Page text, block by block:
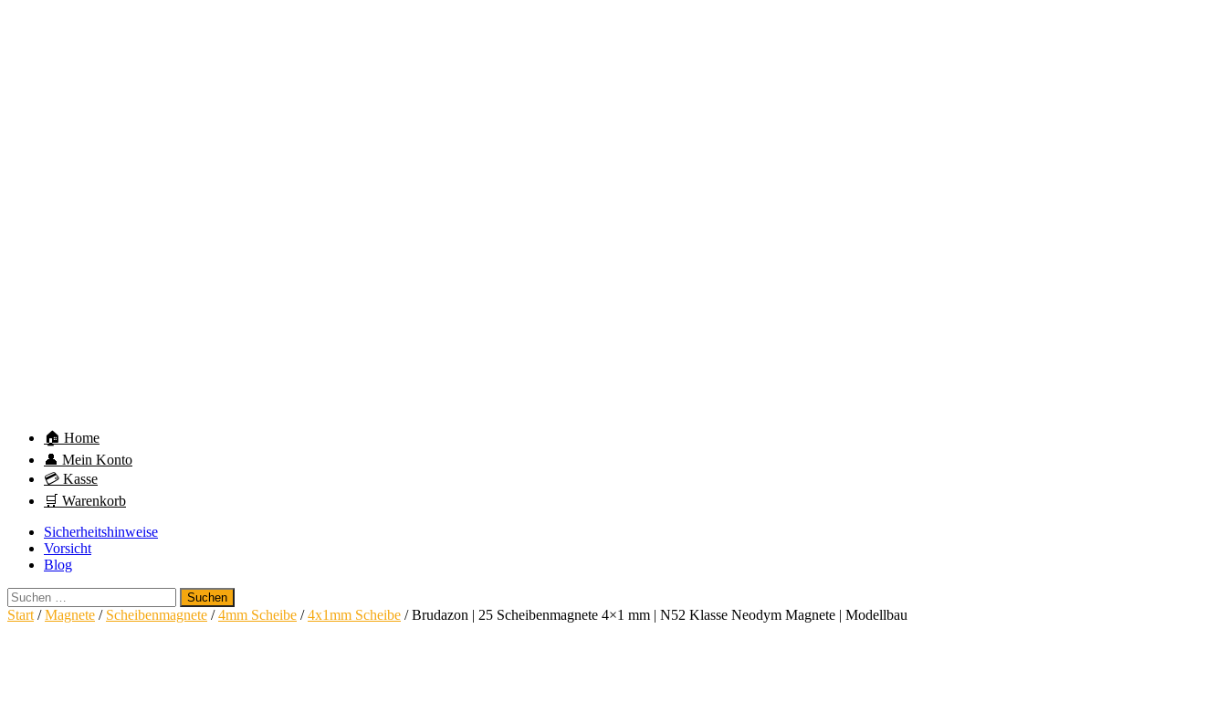
🏠 Home
👤 Mein Konto
💳 Kasse
🛒 Warenkorb
Sicherheitshinweise
Vorsicht
Blog
Suchen
nach:
Start /Magnete / Scheibenmagnete /4mm Scheibe /4x1mm Scheibe / Brudazon | 25 Scheibenmagnete 4×1 mm | N52 Klasse Neodym Magnete | Modellbau